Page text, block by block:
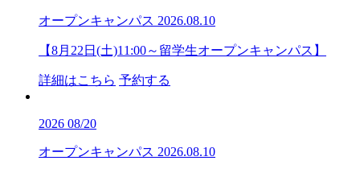
オープンキャンパス 2026.08.10
【8月22日(土)11:00～留学生オープンキャンパス】
詳細はこちら 予約する
2026 08/20
オープンキャンパス 2026.08.10